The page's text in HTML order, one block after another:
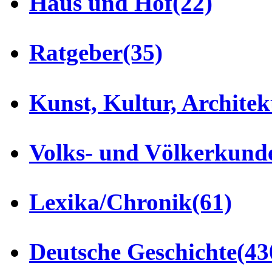
Ratgeber(35)
Kunst, Kultur,
Volks- und
Lexika/Chronik(61)
Deutsche Geschichte